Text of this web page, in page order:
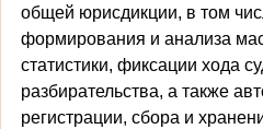
общей юрисдикции, в том
формирования и анализа
статистики, фиксации хода
разбирательства, а также
регистрации, сбора и